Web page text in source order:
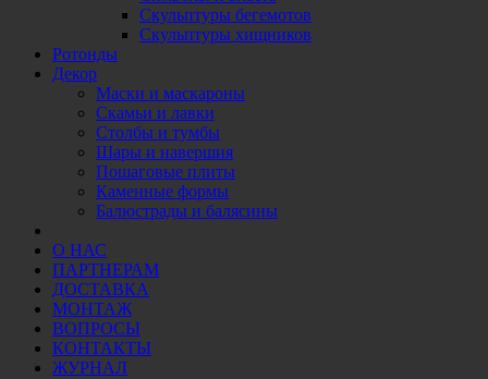
Скульптуры бегемотов
Скульптуры хищников
Ротонды
Декор
Маски и маскароны
Скамьи и лавки
Столбы и тумбы
Шары и навершия
Пошаговые плиты
Каменные формы
Балюстрады и балясины
О НАС
ПАРТНЕРАМ
ДОСТАВКА
МОНТАЖ
ВОПРОСЫ
КОНТАКТЫ
ЖУРНАЛ